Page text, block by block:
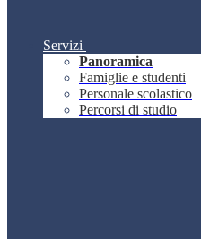
Servizi
Panoramica
Famiglie e studenti
Personale scolastico
Percorsi di studio